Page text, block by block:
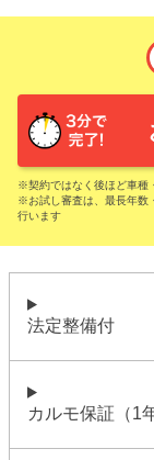
※契約ではなく後ほど車種
※お試し審査は、最長年数
行います
法定整備付
カルモ保証（1